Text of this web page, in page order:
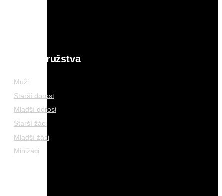
Naše družstva
Muži
Starší dorost
Mladší dorost
Starší žáci
Mladší žáci
Minižáci